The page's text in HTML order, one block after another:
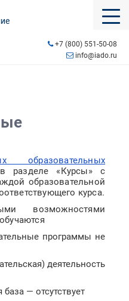
+7 (800) 551-50-08
info@iado.ru
образовательных
разделе «Курсы» с
образовательной
курса.
возможностями
программы не
деятельность
— отсутствует